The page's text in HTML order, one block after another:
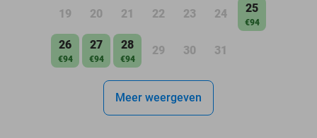
19 20 21 22 23 24 25
€94
26
€94
27
€94
28
€94
29 30 31
Meer weergeven